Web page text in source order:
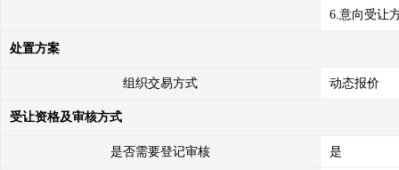
6.意向受让
处置方案
组织交易方式 动态报价
受让资格及审核方式
是否需要登记审核 是